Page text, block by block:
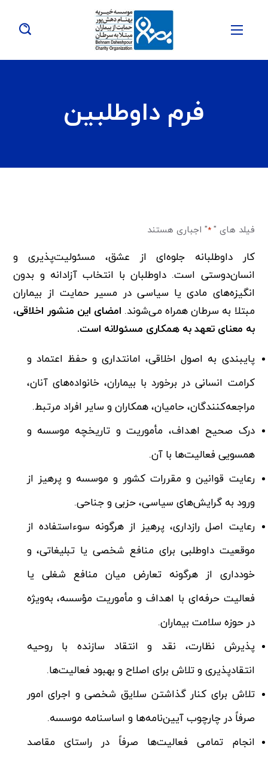
فرم داوطلبین
فیلد های " *" اجباری هستند
کار داوطلبانه جلوه‌ای از عشق، مسئولیت‌پذیری و
انسان‌دوستی است. داوطلبان با انتخاب آزادانه و بدون
انگیزه‌های مادی یا سیاسی در مسیر حمایت از بیماران
مبتلا به سرطان همراه می‌شوند. امضای این منشور اخلاقی،
به معنای تعهد به همکاری مسئولانه است.
پایبندی به اصول اخلاقی، امانتداری و حفظ اعتماد و
کرامت انسانی در برخورد با بیماران، خانواده‌های آنان،
مراجعه‌کنندگان، حامیان، همکاران و سایر افراد مرتبط.
درک صحیح اهداف، مأموریت و تاریخچه موسسه و
همسویی فعالیت‌ها با آن.
رعایت قوانین و مقررات کشور و موسسه و پرهیز از
ورود به گرایش‌های سیاسی، حزبی و جناحی.
رعایت اصل رازداری، پرهیز از هرگونه سوءاستفاده از
موقعیت داوطلبی برای منافع شخصی یا تبلیغاتی، و
خودداری از هرگونه تعارض میان منافع شغلی یا
فعالیت حرفه‌ای با اهداف و مأموریت مؤسسه، به‌ویژه
در حوزه سلامت بیماران.
پذیرش نظارت، نقد و انتقاد سازنده با روحیه
انتقادپذیری و تلاش برای اصلاح و بهبود فعالیت‌ها.
تلاش برای کنار گذاشتن سلایق شخصی و اجرای امور
صرفاً در چارچوب آیین‌نامه‌ها و اساسنامه موسسه.
انجام تمامی فعالیت‌ها صرفاً در راستای مقاصد